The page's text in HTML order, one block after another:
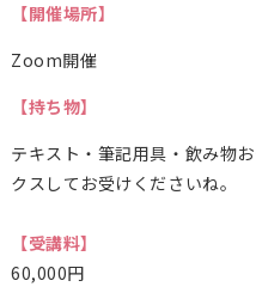
【開催場所】
Zoom開催
【持ち物】
テキスト・筆記用具・飲み物
クスしてお受けくださいね。
【受講料】
60,000円